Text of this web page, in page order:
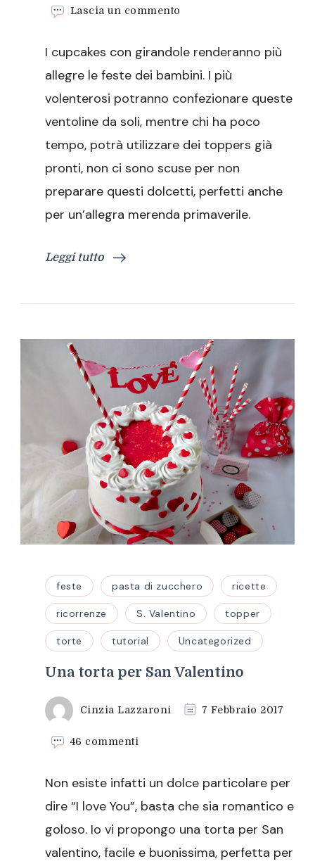
Lascia un commento
girandole
I cupcakes con girandole renderanno più
allegre le feste dei bambini. I più
volenterosi potranno confezionare queste
ventoline da soli, mentre chi ha poco
tempo, potrà utilizzare dei toppers già
pronti, non ci sono scuse per non
preparare questi dolcetti, perfetti anche
per un’allegra merenda primaverile.
Leggi tutto
feste pasta di zucchero ricette
ricorrenze S. Valentino topper
torte tutorial Uncategorized
Una torta per San Valentino
Cinzia Lazzaroni 7 Febbraio 2017
46 commenti
per
San
Valentino
Non esiste infatti un dolce particolare per
dire “I love You”, basta che sia romantico e
goloso. Io vi propongo una torta per San
valentino, facile e buonissima, perfetta per